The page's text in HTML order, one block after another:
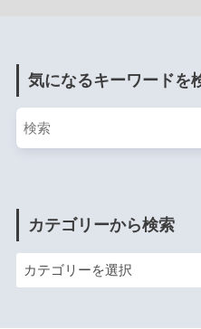
気になるキーワードを
カテゴリーから検索